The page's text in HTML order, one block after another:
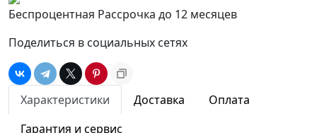
Беспроцентная Рассрочка до 12 месяцев
Поделиться в социальных сетях
Характеристики Доставка
Оплата
Гарантия и сервис